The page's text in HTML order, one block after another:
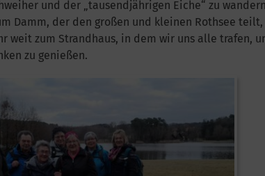
und der „tausendjährigen Eiche“ zu
Damm, der den großen und kleinen Rothsee teilt,
weit zum Strandhaus, in dem wir uns alle trafen,
zu genießen.